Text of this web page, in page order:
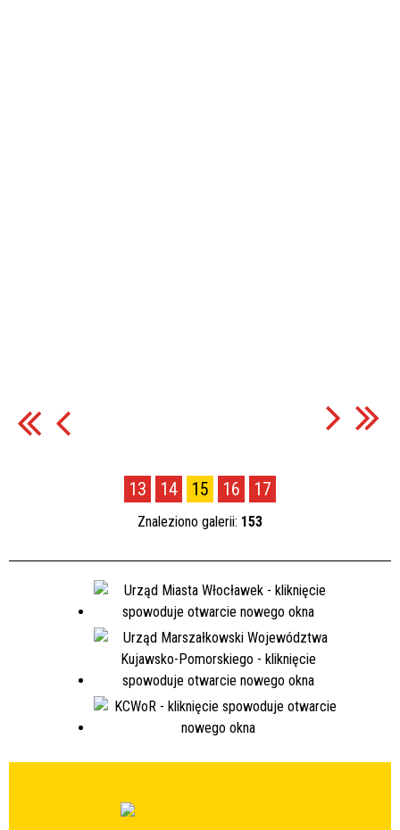
13 14 15 16 17
Znaleziono galerii: 153